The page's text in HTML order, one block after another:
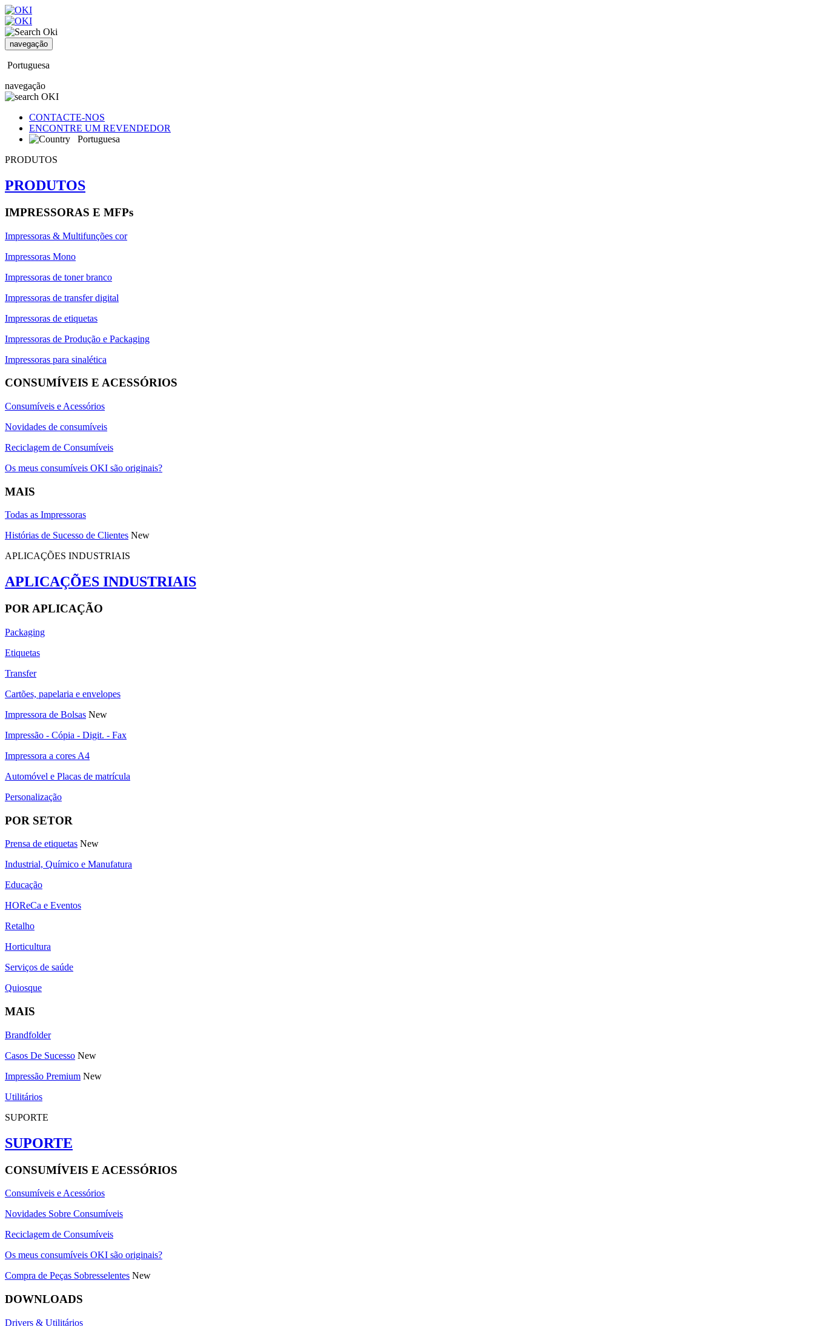
navegação
Portuguesa
navegação
CONTACTE-NOS
ENCONTRE UM REVENDEDOR
Portuguesa
PRODUTOS
PRODUTOS
IMPRESSORAS E MFPs
Impressoras & Multifunções cor
Impressoras Mono
Impressoras de toner branco
Impressoras de transfer digital
Impressoras de etiquetas
Impressoras de Produção e Packaging
Impressoras para sinalética
CONSUMÍVEIS E ACESSÓRIOS
Consumíveis e Acessórios
Novidades de consumíveis
Reciclagem de Consumíveis
Os meus consumíveis OKI são originais?
MAIS
Todas as Impressoras
Histórias de Sucesso de Clientes New
APLICAÇÕES INDUSTRIAIS
APLICAÇÕES INDUSTRIAIS
POR APLICAÇÃO
Packaging
Etiquetas
Transfer
Cartões, papelaria e envelopes
Impressora de Bolsas New
Impressão - Cópia - Digit. - Fax
Impressora a cores A4
Automóvel e Placas de matrícula
Personalização
POR SETOR
Prensa de etiquetas New
Industrial, Químico e Manufatura
Educação
HOReCa e Eventos
Retalho
Horticultura
Serviços de saúde
Quiosque
MAIS
Brandfolder
Casos De Sucesso New
Impressão Premium New
Utilitários
SUPORTE
SUPORTE
CONSUMÍVEIS E ACESSÓRIOS
Consumíveis e Acessórios
Novidades Sobre Consumíveis
Reciclagem de Consumíveis
Os meus consumíveis OKI são originais?
Compra de Peças Sobresselentes New
DOWNLOADS
Drivers & Utilitários